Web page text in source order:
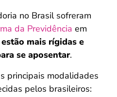
no Brasil sofreram
da Previdência em
mais rígidas e
se aposentar.
principais modalidades
pelos brasileiros: